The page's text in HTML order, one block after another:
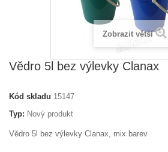
Zobrazit větší
Vědro 5l bez výlevky Clanax
Kód skladu 15147
Typ: Nový produkt
Vědro 5l bez výlevky Clanax, mix barev